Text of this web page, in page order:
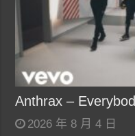
Anthrax –
2026 年 8 月 4 日